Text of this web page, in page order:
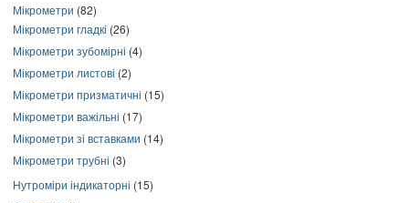
Мікрометри (82)
Мікрометри гладкі (26)
Мікрометри зубомірні (4)
Мікрометри листові (2)
Мікрометри призматичні (15)
Мікрометри важільні (17)
Мікрометри зі вставками (14)
Мікрометри трубні (3)
Нутроміри індикаторні (15)